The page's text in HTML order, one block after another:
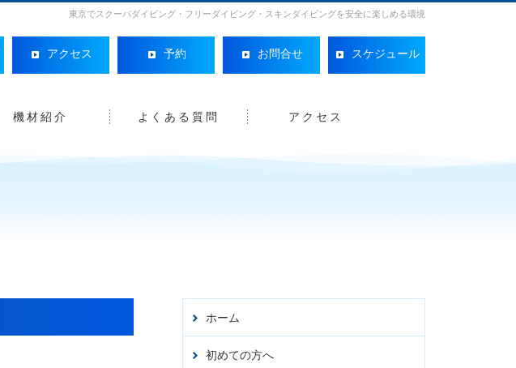
東京でスクーバダイビング・フリーダイビング・スキンダイビングを安全に楽しめる環境
ホーム
初めての方へ
アクセス 予約 お問合せ スケジュール
機材紹介 よくある質問 アクセス